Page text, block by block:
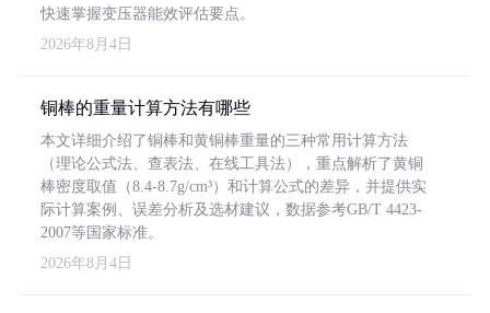
快速掌握变压器能效评估要点。
2026年8月4日
铜棒的重量计算方法有哪些
本文详细介绍了铜棒和黄铜棒重量的三种常用计算方法
（理论公式法、查表法、在线工具法），重点解析了黄铜
棒密度取值（8.4-8.7g/cm³）和计算公式的差异，并提供实
际计算案例、误差分析及选材建议，数据参考GB/T 4423-
2007等国家标准。
2026年8月4日